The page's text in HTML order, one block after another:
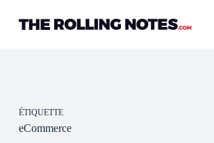
contenu
ÉTIQUETTE
eCommerce